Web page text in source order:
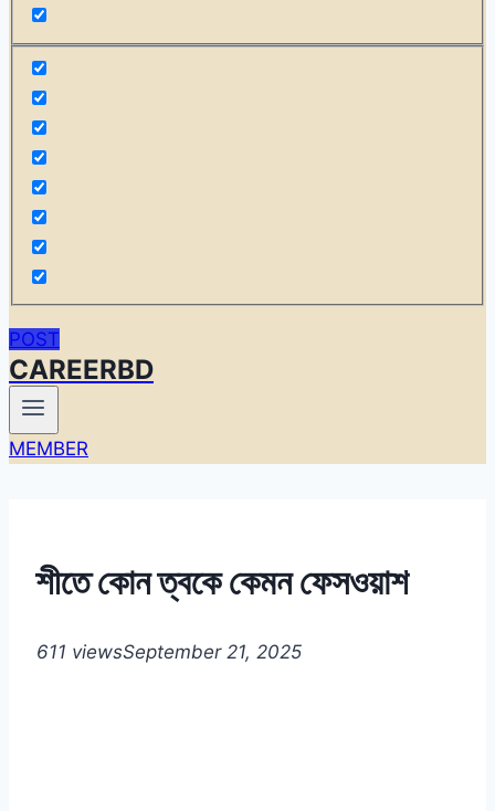
POST
CAREERBD
MEMBER
শীতে কোন ত্বকে কেমন ফেসওয়াশ
611 viewsSeptember 21, 2025